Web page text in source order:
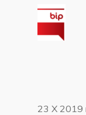
23 X 2019